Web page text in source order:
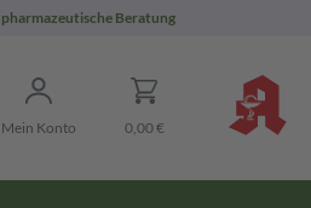
pharmazeutische Beratung
Mein Konto 0,00 €